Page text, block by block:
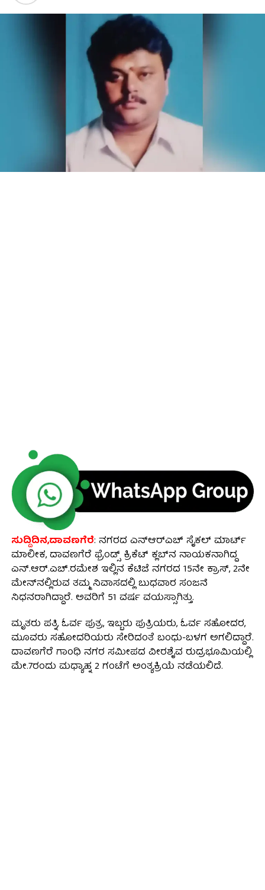
ಸುದ್ದಿದಿನ,ದಾವಣಗೆರೆ: ನಗರದ ಎನ್ಆರ್‌ಎಚ್‌ ಸೈಕಲ್ ಮಾರ್ಟ್
ಮಾಲೀಕ, ದಾವಣಗೆರೆ ಫ್ರೆಂಡ್ಸ್ ಕ್ರಿಕೆಟ್ ಕ್ಲಬ್‌ನ ನಾಯಕನಾಗಿದ್ದ
ಎನ್.ಆರ್‌.ಎಚ್‌.ರಮೇಶ ಇಲ್ಲಿನ ಕೆಟಿಜೆ ನಗರದ 15ನೇ ಕ್ರಾಸ್‌, 2ನೇ
ಮೇನ್‌ನಲ್ಲಿರುವ ತಮ್ಮ ನಿವಾಸದಲ್ಲಿ ಬುಧವಾರ ಸಂಜನೆ
ನಿಧನರಾಗಿದ್ದಾರೆ. ಅವರಿಗೆ 51 ವರ್ಷ ವಯಸ್ಸಾಗಿತ್ತು.
ಮೃತರು ಪತ್ನಿ, ಓರ್ವ ಪುತ್ರ, ಇಬ್ಬರು ಪುತ್ರಿಯರು, ಓರ್ವ ಸಹೋದರ,
ಮೂವರು ಸಹೋದರಿಯರು ಸೇರಿದಂತೆ ಬಂಧು-ಬಳಗ ಅಗಲಿದ್ದಾರೆ.
ದಾವಣಗೆರೆ ಗಾಂಧಿ ನಗರ ಸಮೀಪದ ವೀರಶೈವ ರುದ್ರಭೂಮಿಯಲ್ಲಿ
ಮೇ.7ರಂದು ಮಧ್ಯಾಹ್ನ 2 ಗಂಟೆಗೆ ಅಂತ್ಯಕ್ರಿಯೆ ನಡೆಯಲಿದೆ.